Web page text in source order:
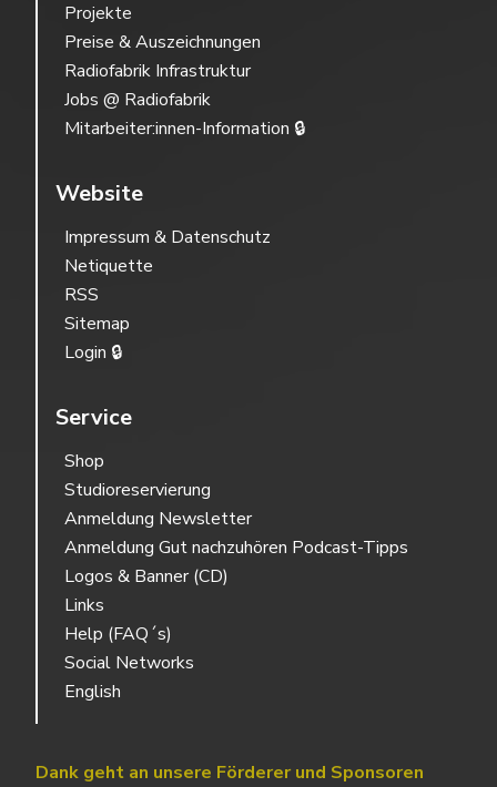
Projekte
Preise & Auszeichnungen
Radiofabrik Infrastruktur
Jobs @ Radiofabrik
Mitarbeiter:innen-Information 🔒
Website
Impressum & Datenschutz
Netiquette
RSS
Sitemap
Login 🔒
Service
Shop
Studioreservierung
Anmeldung Newsletter
Anmeldung Gut nachzuhören Podcast-Tipps
Logos & Banner (CD)
Links
Help (FAQ´s)
Social Networks
English
Dank geht an unsere Förderer und Sponsoren